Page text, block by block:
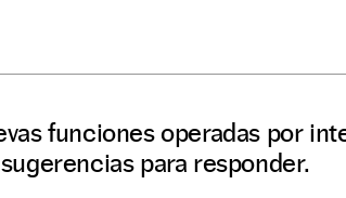
funciones operadas por
para responder.